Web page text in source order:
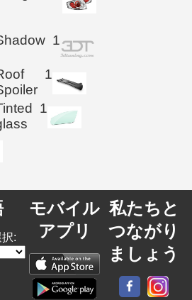
1
1
1
:
モバイル
アプリ
私たちと
つながり
ましょう